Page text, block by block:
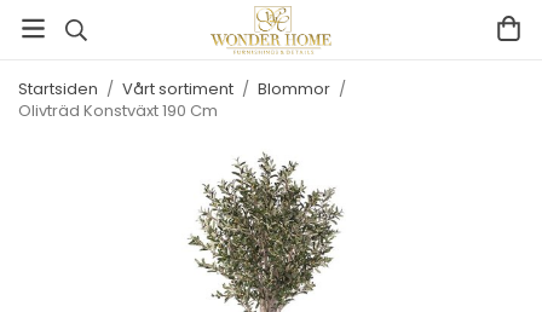
Startsiden / Vårt sortiment / Blommor /
Olivträd Konstväxt 190 Cm